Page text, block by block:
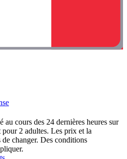
cours des 24 dernières heures sur
pour 2 adultes. Les prix et la
changer. Des conditions